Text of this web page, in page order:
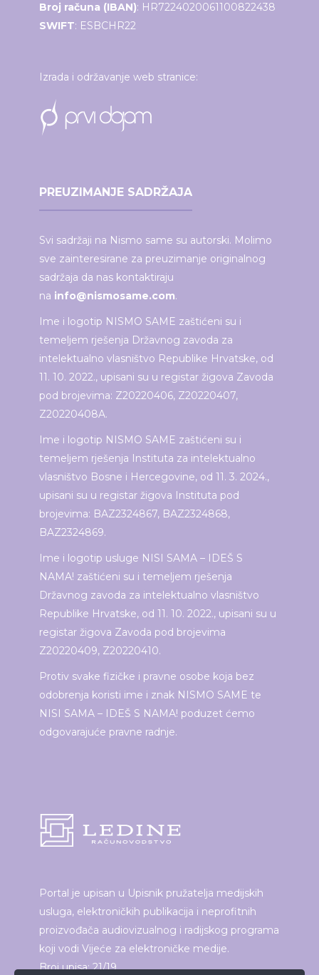
Broj računa (IBAN): HR7224020061100822438
SWIFT: ESBCHR22
Izrada i održavanje web stranice:
PREUZIMANJE SADRŽAJA
Svi sadržaji na Nismo same su autorski. Molimo
sve zainteresirane za preuzimanje originalnog
sadržaja da nas kontaktiraju
na info@nismosame.com.
Ime i logotip NISMO SAME zaštićeni su i
temeljem rješenja Državnog zavoda za
intelektualno vlasništvo Republike Hrvatske, od
11. 10. 2022., upisani su u registar žigova Zavoda
pod brojevima: Z20220406, Z20220407,
Z20220408A.
Ime i logotip NISMO SAME zaštićeni su i
temeljem rješenja Instituta za intelektualno
vlasništvo Bosne i Hercegovine, od 11. 3. 2024.,
upisani su u registar žigova Instituta pod
brojevima: BAZ2324867, BAZ2324868,
BAZ2324869.
Ime i logotip usluge NISI SAMA – IDEŠ S
NAMA! zaštićeni su i temeljem rješenja
Državnog zavoda za intelektualno vlasništvo
Republike Hrvatske, od 11. 10. 2022., upisani su u
registar žigova Zavoda pod brojevima
Z20220409, Z20220410.
Protiv svake fizičke i pravne osobe koja bez
odobrenja koristi ime i znak NISMO SAME te
NISI SAMA – IDEŠ S NAMA! poduzet ćemo
odgovarajuće pravne radnje.
Portal je upisan u Upisnik pružatelja medijskih
usluga, elektroničkih publikacija i neprofitnih
proizvođača audiovizualnog i radijskog programa
koji vodi Vijeće za elektroničke medije.
Broj upisa: 21/19